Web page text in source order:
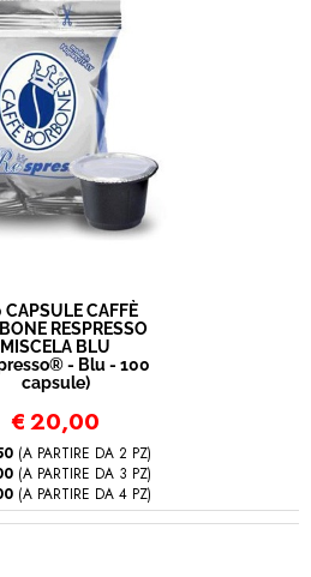
CAPSULE CAFFÈ
RESPRESSO
MISCELA BLU
- Blu - 100
capsule)
€20,00
(A PARTIRE DA 2 PZ)
(A PARTIRE DA 3 PZ)
(A PARTIRE DA 4 PZ)